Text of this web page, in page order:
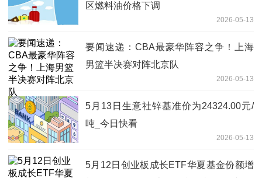
区燃料油价格下调
2026-05-13
要闻速递：CBA最豪华阵容之争！上海
男篮半决赛对阵北京队
2026-05-13
5月13日生意社锌基准价为24324.00元/
吨_今日快看
2026-05-13
5月12日创业板成长ETF华夏基金份额增